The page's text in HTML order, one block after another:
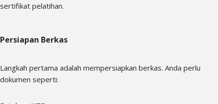
sertifikat pelatihan.
Persiapan Berkas
Langkah pertama adalah mempersiapkan berkas. Anda perlu
dokumen seperti: